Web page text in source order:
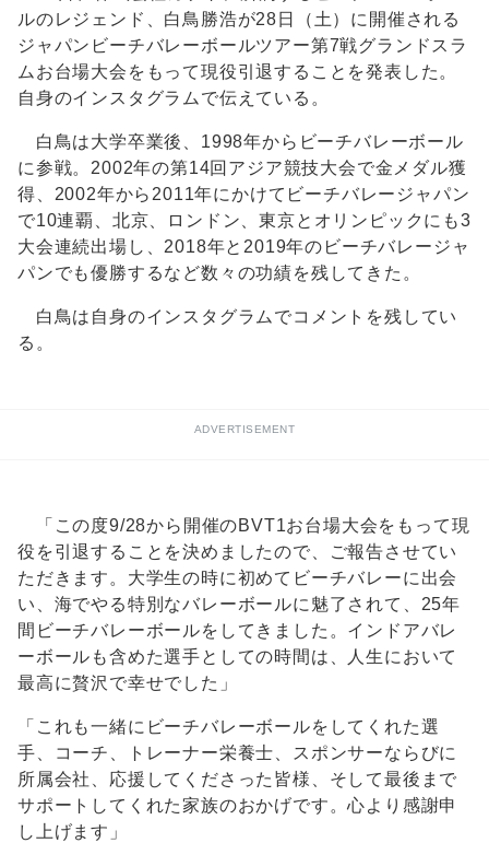
ルのレジェンド、白鳥勝浩が28日（土）に開催される
ジャパンビーチバレーボールツアー第7戦グランドスラ
ムお台場大会をもって現役引退することを発表した。
自身のインスタグラムで伝えている。
白鳥は大学卒業後、1998年からビーチバレーボール
に参戦。2002年の第14回アジア競技大会で金メダル獲
得、2002年から2011年にかけてビーチバレージャパン
で10連覇、北京、ロンドン、東京とオリンピックにも3
大会連続出場し、2018年と2019年のビーチバレージャ
パンでも優勝するなど数々の功績を残してきた。
白鳥は自身のインスタグラムでコメントを残してい
る。
ADVERTISEMENT
「この度9/28から開催のBVT1お台場大会をもって現
役を引退することを決めましたので、ご報告させてい
ただきます。大学生の時に初めてビーチバレーに出会
い、海でやる特別なバレーボールに魅了されて、25年
間ビーチバレーボールをしてきました。インドアバレ
ーボールも含めた選手としての時間は、人生において
最高に贅沢で幸せでした」
「これも一緒にビーチバレーボールをしてくれた選
手、コーチ、トレーナー栄養士、スポンサーならびに
所属会社、応援してくださった皆様、そして最後まで
サポートしてくれた家族のおかげです。心より感謝申
し上げます」